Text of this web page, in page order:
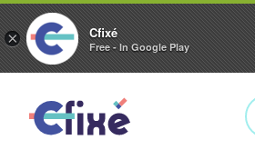
× Cfixé
Free - In Google Play